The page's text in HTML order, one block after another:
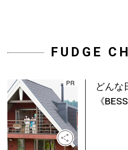
FUDGE
どんな
《